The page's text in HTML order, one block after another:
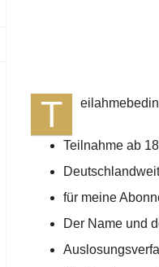
T
Teilnahme ab
Deutschlandweit
für meine
Der Name und